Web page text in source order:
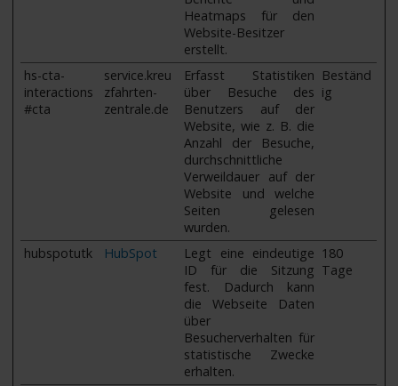
Heatmaps für den
Website-Besitzer
erstellt.
hs-cta-
interactions
#cta
service.kreu
zfahrten-
zentrale.de
Erfasst Statistiken
über Besuche des
Benutzers auf der
Website, wie z. B. die
Anzahl der Besuche,
durchschnittliche
Verweildauer auf der
Website und welche
Seiten gelesen
wurden.
Beständ
ig
hubspotutk HubSpot
Legt eine eindeutige
ID für die Sitzung
fest. Dadurch kann
die Webseite Daten
über
Besucherverhalten für
statistische Zwecke
erhalten.
180
Tage